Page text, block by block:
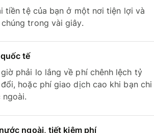
tiền tệ của bạn ở một nơi tiện lợi và
trong vài giây.
tế
phải lo lắng về phí chênh lệch tỷ
hoặc phí giao dịch cao khi bạn chi
ngoài, tiết kiệm phí